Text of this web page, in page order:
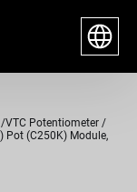
VTC Potentiometer
Pot (C250K) Module,